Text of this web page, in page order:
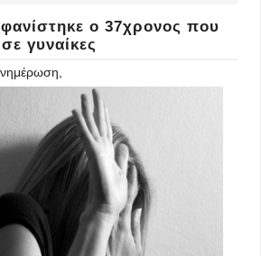
o 37χρονος που
γυναίκες